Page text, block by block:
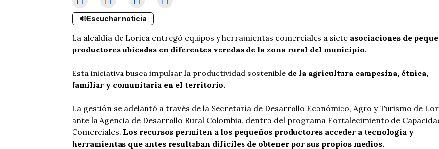
🔊Escuchar noticia
La alcaldía de Lorica entregó equipos y herramientas comerciales a siete asociaciones de
productores ubicadas en diferentes veredas de la zona rural del municipio.
Esta iniciativa busca impulsar la productividad sostenible de la agricultura campesina, étnica,
familiar y comunitaria en el territorio.
La gestión se adelantó a través de la Secretaría de Desarrollo Económico, Agro y Turismo de
ante la Agencia de Desarrollo Rural Colombia, dentro del programa Fortalecimiento de
Comerciales. Los recursos permiten a los pequeños productores acceder a tecnología y
herramientas que antes resultaban difíciles de obtener por sus propios medios.